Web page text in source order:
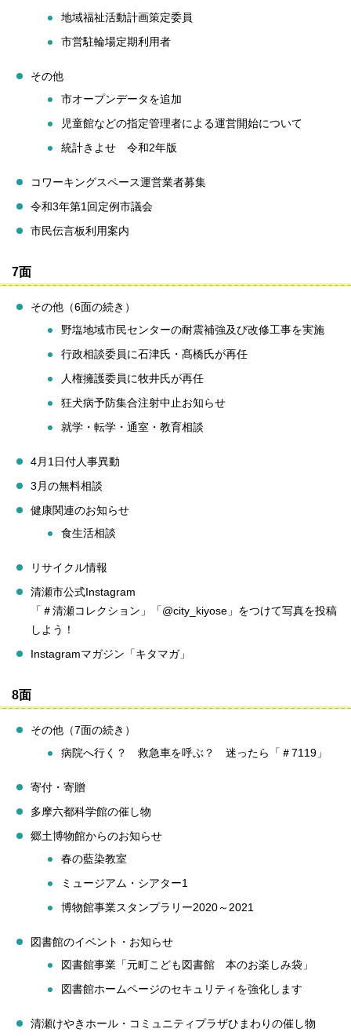
地域福祉活動計画策定委員
市営駐輪場定期利用者
その他
市オープンデータを追加
児童館などの指定管理者による運営開始について
統計きよせ 令和2年版
コワーキングスペース運営業者募集
令和3年第1回定例市議会
市民伝言板利用案内
7面
その他（6面の続き）
野塩地域市民センターの耐震補強及び改修工事を実施
行政相談委員に石津氏・髙橋氏が再任
人権擁護委員に牧井氏が再任
狂犬病予防集合注射中止お知らせ
就学・転学・通室・教育相談
4月1日付人事異動
3月の無料相談
健康関連のお知らせ
食生活相談
リサイクル情報
清瀬市公式Instagram
「＃清瀬コレクション」「@city_kiyose」をつけて写真を投稿
しよう！
Instagramマガジン「キタマガ」
8面
その他（7面の続き）
病院へ行く？ 救急車を呼ぶ？ 迷ったら「＃7119」
寄付・寄贈
多摩六都科学館の催し物
郷土博物館からのお知らせ
春の藍染教室
ミュージアム・シアター1
博物館事業スタンプラリー2020～2021
図書館のイベント・お知らせ
図書館事業「元町こども図書館 本のお楽しみ袋」
図書館ホームページのセキュリティを強化します
清瀬けやきホール・コミュニティプラザひまわりの催し物